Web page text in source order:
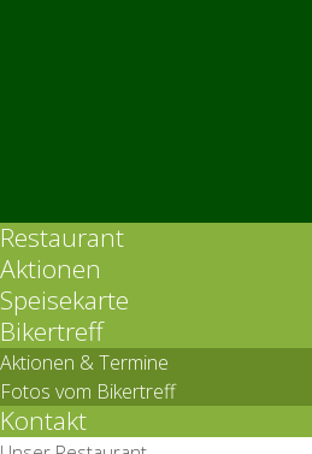
Restaurant
Aktionen
Speisekarte
Bikertreff
Aktionen & Termine
Fotos vom Bikertreff
Kontakt